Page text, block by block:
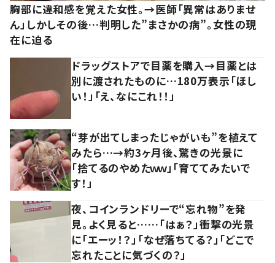
胸部に違和感を覚えた女性。→医師「異常はありませ
ん」しかしその後…判明した”まさかの病”。女性の現
在に迫る
ドラッグストアで目薬を購入→目薬とは
別に渡されたものに…180万表示「ほし
い！」「え、なにこれ！！」
“芽が出てしまったじゃがいも”を植えて
みたら…→約3ヶ月後、驚きの光景に
「捨てるのやめたｗｗ」「育ててみたいで
す！」
夜、コインランドリーで“忘れ物”を発
見。よく見ると……「はぁ？」衝撃の光景
に「エーッ！？」「なぜ落ちてる？」「どこで
忘れたことに気づくの？」